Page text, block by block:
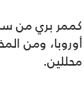
كممر بري
أوروبا، ومن